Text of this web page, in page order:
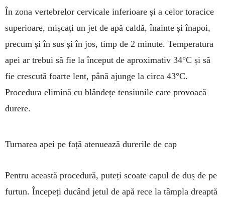
În zona vertebrelor cervi­ca­le inferioare și a celor to­racice
superioare, mișcați un jet de apă caldă, înainte și înapoi,
pre­cum și în sus și în jos, timp de 2 minute. Tem­peratura
apei ar trebui să fie la început de apro­ximativ 34°C și să
fie crescută foarte lent, până ajunge la circa 43°C.
Procedura elimină cu blândețe tensiunile care provoacă
durere.
Turnarea apei pe față atenuează durerile de cap
Pentru această procedură, puteți scoate capul de duș de pe
furtun. Începeți ducând jetul de apă rece la tâmpla dreaptă